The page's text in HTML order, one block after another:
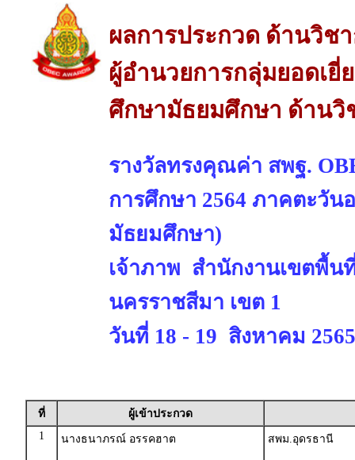
ผลการประกวด ด้านวิช
ผู้อำนวยการกลุ่มยอดเยี่
ศึกษามัธยมศึกษา ด้านวิ
รางวัลทรงคุณค่า สพฐ.
การศึกษา 2564 ภาคตะวัน
มัธยมศึกษา)
เจ้าภาพ สำนักงานเขตพื้น
นครราชสีมา เขต 1
วันที่ 18 - 19 สิงหาคม 2565
ที่
ผู้เข้าประกวด
1
นางธนาภรณ์ อรรคฮาต สพม.อุดรธานี